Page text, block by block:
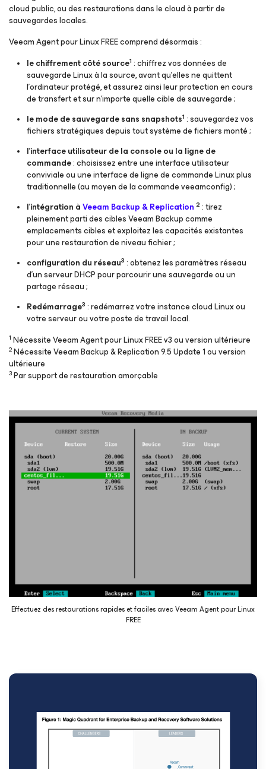
cloud public, ou des restaurations dans le cloud à partir de
sauvegardes locales.
Veeam Agentpour LinuxFREE comprend désormais :
le chiffrement côté source1 : chiffrez vos données de
sauvegarde Linux à la source, avant qu’elles ne quittent
l’ordinateur protégé, et assurez ainsi leur protection en cours
de transfert et sur n’importe quelle cible de sauvegarde ;
le mode de sauvegarde sans snapshots1 : sauvegardez vos
fichiers stratégiques depuis tout système de fichiers monté ;
l’interface utilisateur de la console ou la ligne de
commande: choisissez entre une interface utilisateur
conviviale ou une interface de ligne de commande Linux plus
traditionnelle (au moyen de la commande veeamconfig) ;
l’intégration àVeeam Backup & Replication 2 : tirez
pleinement parti des cibles Veeam Backup comme
emplacements cibles et exploitez les capacités existantes
pour une restauration de niveau fichier ;
configuration du réseau3 : obtenez les paramètres réseau
d’un serveur DHCP pour parcourir une sauvegarde ou un
partage réseau ;
Redémarrage3 : redémarrez votre instance cloud Linux ou
votre serveur ou votre poste de travail local.
1 Nécessite Veeam Agent pour Linux FREE v3 ou version ultérieure
2Nécessite Veeam Backup & Replication 9.5 Update 1 ou version
ultérieure
3Par support de restauration amorçable
Effectuez des restaurations rapides et faciles avec Veeam Agentpour Linux
FREE